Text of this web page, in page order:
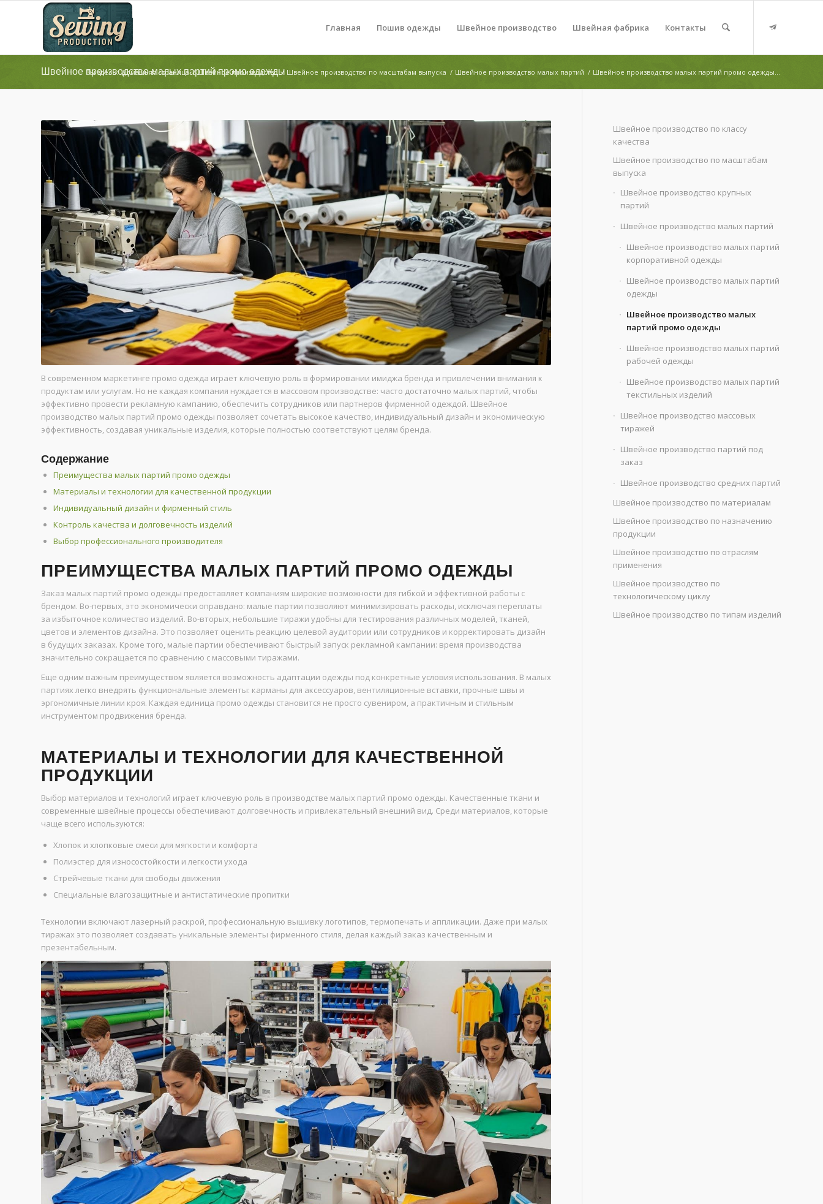
Главная Пошив одежды Швейное производство Швейная фабрика Контакты
Швейное производство малых партий промо одежды
Вы здесь: Домашняя страница / Швейное производство / Швейное производство по масштабам выпуска / Швейное производство малых партий / Швейное производство малых партий промо одежды...
В современном маркетинге промо одежда играет ключевую роль в формировании имиджа бренда и привлечении внимания к
продуктам или услугам. Но не каждая компания нуждается в массовом производстве: часто достаточно малых партий, чтобы
эффективно провести рекламную кампанию, обеспечить сотрудников или партнеров фирменной одеждой. Швейное
производство малых партий промо одежды позволяет сочетать высокое качество, индивидуальный дизайн и экономическую
эффективность, создавая уникальные изделия, которые полностью соответствуют целям бренда.
Содержание
Преимущества малых партий промо одежды
Материалы и технологии для качественной продукции
Индивидуальный дизайн и фирменный стиль
Контроль качества и долговечность изделий
Выбор профессионального производителя
ПРЕИМУЩЕСТВА МАЛЫХ ПАРТИЙ ПРОМО ОДЕЖДЫ
Заказ малых партий промо одежды предоставляет компаниям широкие возможности для гибкой и эффективной работы с
брендом. Во-первых, это экономически оправдано: малые партии позволяют минимизировать расходы, исключая переплаты
за избыточное количество изделий. Во-вторых, небольшие тиражи удобны для тестирования различных моделей, тканей,
цветов и элементов дизайна. Это позволяет оценить реакцию целевой аудитории или сотрудников и корректировать дизайн
в будущих заказах. Кроме того, малые партии обеспечивают быстрый запуск рекламной кампании: время производства
значительно сокращается по сравнению с массовыми тиражами.
Еще одним важным преимуществом является возможность адаптации одежды под конкретные условия использования. В малых
партиях легко внедрять функциональные элементы: карманы для аксессуаров, вентиляционные вставки, прочные швы и
эргономичные линии кроя. Каждая единица промо одежды становится не просто сувениром, а практичным и стильным
инструментом продвижения бренда.
МАТЕРИАЛЫ И ТЕХНОЛОГИИ ДЛЯ КАЧЕСТВЕННОЙ
ПРОДУКЦИИ
Выбор материалов и технологий играет ключевую роль в производстве малых партий промо одежды. Качественные ткани и
современные швейные процессы обеспечивают долговечность и привлекательный внешний вид. Среди материалов, которые
чаще всего используются:
Хлопок и хлопковые смеси для мягкости и комфорта
Полиэстер для износостойкости и легкости ухода
Стрейчевые ткани для свободы движения
Специальные влагозащитные и антистатические пропитки
Технологии включают лазерный раскрой, профессиональную вышивку логотипов, термопечать и аппликации. Даже при малых
тиражах это позволяет создавать уникальные элементы фирменного стиля, делая каждый заказ качественным и
презентабельным.
Швейное производство по классу
качества
Швейное производство по масштабам
выпуска
Швейное производство крупных
партий
Швейное производство малых партий
Швейное производство малых партий
корпоративной одежды
Швейное производство малых партий
одежды
Швейное производство малых
партий промо одежды
Швейное производство малых партий
рабочей одежды
Швейное производство малых партий
текстильных изделий
Швейное производство массовых
тиражей
Швейное производство партий под
заказ
Швейное производство средних партий
Швейное производство по материалам
Швейное производство по назначению
продукции
Швейное производство по отраслям
применения
Швейное производство по
технологическому циклу
Швейное производство по типам изделий